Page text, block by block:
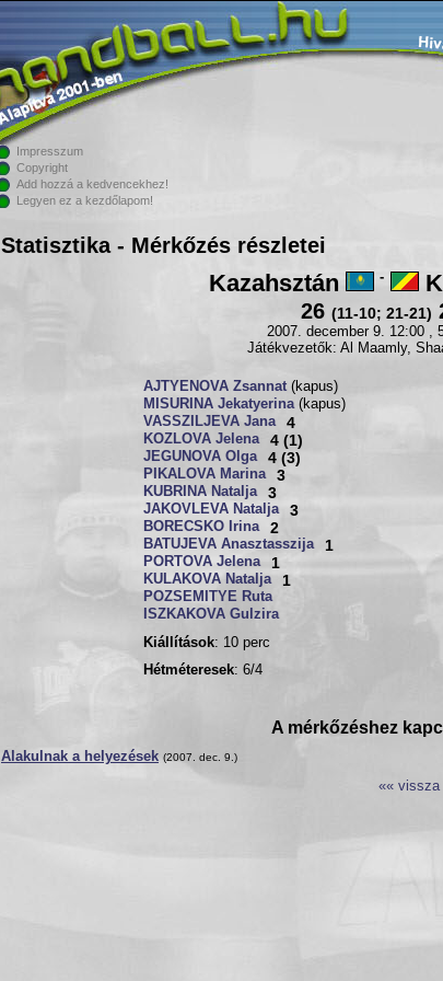
Impresszum
Copyright
Add hozzá a kedvencekhez!
Legyen ez a kezdőlapom!
Statisztika - Mérkőzés részletei
Kazahsztán -
26 (11-10; 21-21)
2007. december 9. 12:00 ,
Játékvezetők: Al Maamly,
AJTYENOVA Zsannat(kapus)
MISURINA Jekatyerina(kapus)
VASSZILJEVA Jana
4
KOZLOVA Jelena 4 (1)
JEGUNOVA Olga 4 (3)
PIKALOVA Marina 3
KUBRINA Natalja 3
JAKOVLEVA Natalja 3
BORECSKO Irina 2
BATUJEVA Anasztasszija 1
PORTOVA Jelena 1
KULAKOVA Natalja 1
POZSEMITYE Ruta
ISZKAKOVA Gulzira
Kiállítások: 10 perc
Hétméteresek: 6/4
A mérkőzéshez
Alakulnak a helyezések (2007. dec. 9.)
«« vissza